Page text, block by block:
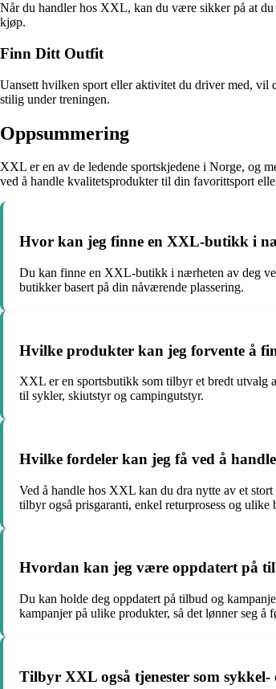
Når du handler hos XXL, kan du være sikker på at
kjøp.
Finn Ditt Outfit
Uansett hvilken sport eller aktivitet du driver med,
stilig under treningen.
Oppsummering
XXL er en av de ledende sportskjedene i Norge, og
ved å handle kvalitetsprodukter til din favorittsport
Hvor kan jeg finne en XXL-butikk i
Du kan finne en XXL-butikk i nærheten av deg
butikker basert på din nåværende plassering.
Hvilke produkter kan jeg forvente å
XXL er en sportsbutikk som tilbyr et bredt
til sykler, skiutstyr og campingutstyr.
Hvilke fordeler kan jeg få ved å
Ved å handle hos XXL kan du dra nytte av et
tilbyr også prisgaranti, enkel returprosess og
Hvordan kan jeg være oppdatert på
Du kan holde deg oppdatert på tilbud og
kampanjer på ulike produkter, så det lønner seg å
Tilbyr XXL også tjenester som sykkel-